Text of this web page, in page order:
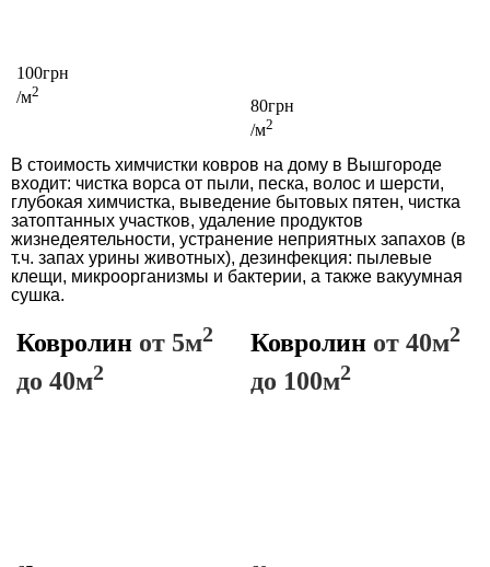
100грн
/м2
80грн
/м2
В стоимость химчистки ковров на дому в Вышгороде
входит: чистка ворса от пыли, песка, волос и шерсти,
глубокая химчистка, выведение бытовых пятен, чистка
затоптанных участков, удаление продуктов
жизнедеятельности, устранение неприятных запахов (в
т.ч. запах урины животных), дезинфекция: пылевые
клещи, микроорганизмы и бактерии, а также вакуумная
сушка.
Ковролин от 5м2
до 40м2
Ковролин от 40м2
до 100м2